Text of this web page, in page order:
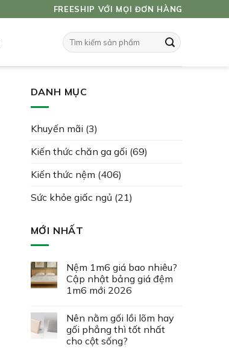
FREESHIP VỚI MỌI ĐƠN HÀNG
Tìm
kiếm:
DANH MỤC
Khuyến mãi (3)
Kiến thức chăn ga gối (69)
Kiến thức nệm (406)
Sức khỏe giấc ngủ (21)
MỚI NHẤT
Nệm 1m6 giá bao nhiêu?
Cập nhật bảng giá đệm
1m6 mới 2026
Nên nằm gối lồi lõm hay
gối phẳng thì tốt nhất
cho cột sống?